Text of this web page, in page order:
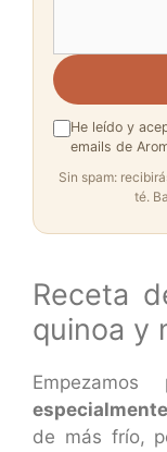
He leído y
emails de
Sin spam:
té.
Receta
quinoa y
de más frío,